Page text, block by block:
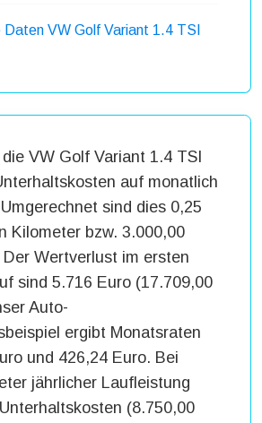
Daten VW Golf Variant 1.4 TSI
VW Golf Variant 1.4 TSI
auf monatlich
sind dies 0,25
Kilometer bzw. 3.000,00
Der Wertverlust im ersten
sind 5.716 Euro (17.709,00
Auto-
ergibt Monatsraten
und 426,24 Euro. Bei
jährlicher Laufleistung
(8.750,00